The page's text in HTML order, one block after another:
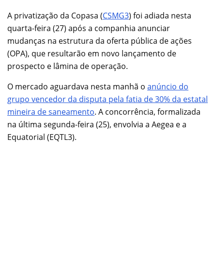
A privatização da Copasa (CSMG3) foi adiada nesta
quarta-feira (27) após a companhia anunciar
mudanças na estrutura da oferta pública de ações
(OPA), que resultarão em novo lançamento de
prospecto e lâmina de operação.
O mercado aguardava nesta manhã o anúncio do
grupo vencedor da disputa pela fatia de 30% da estatal
mineira de saneamento. A concorrência, formalizada
na última segunda-feira (25), envolvia a Aegea e a
Equatorial (EQTL3).